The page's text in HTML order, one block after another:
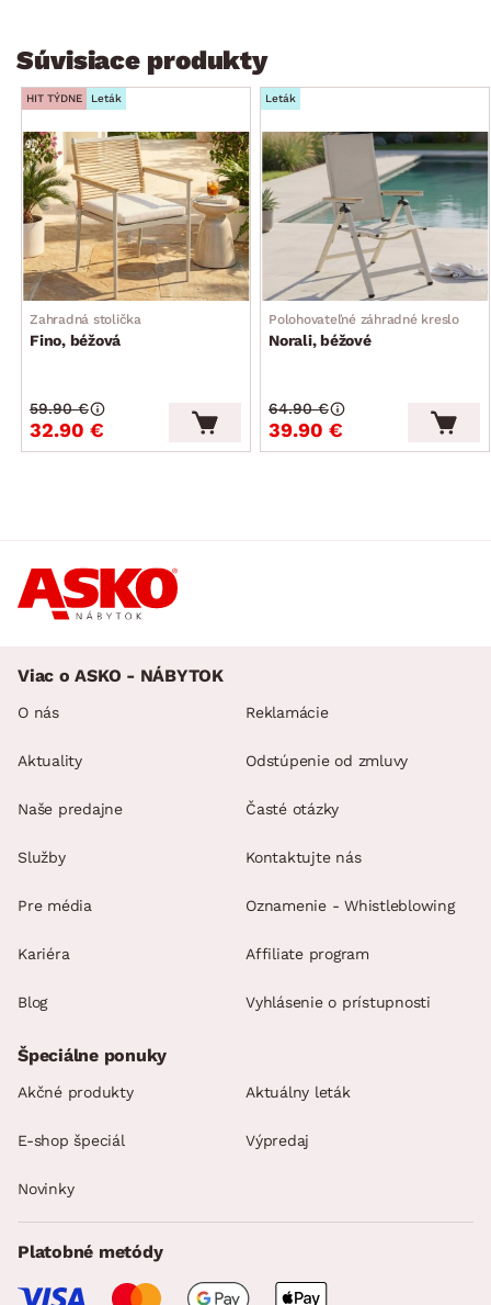
Súvisiace produkty
HIT TÝDNE Leták
Zahradná stolička
Fino, béžová
32.90 €
59.90 €
Leták
Polohovateľné záhradné kreslo
Norali, béžové
39.90 €
64.90 €
Viac o ASKO - NÁBYTOK
O nás
Aktuality
Naše predajne
Služby
Pre média
Kariéra
Blog
Reklamácie
Odstúpenie od zmluvy
Časté otázky
Kontaktujte nás
Oznamenie - Whistleblowing
Affiliate program
Vyhlásenie o prístupnosti
Špeciálne ponuky
Akčné produkty Aktuálny leták
E-shop špeciál Výpredaj
Novinky
Platobné metódy